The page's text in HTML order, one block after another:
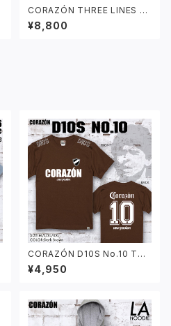
CORAZÓN THREE LINES パ
ーカー ブラック
¥8,800
CORAZÓN D10S No.10 Tシ
ャツ ダークブラウン
¥4,950